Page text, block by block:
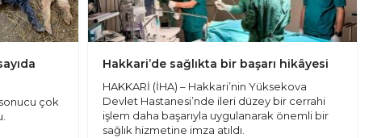
çok
Hakkari’de sağlıkta bir başarı hikâyesi
HAKKARİ (İHA) – Hakkari’nin Yüksekova
Devlet Hastanesi’nde ileri düzey bir cerrahi
işlem daha başarıyla uygulanarak önemli bir
sağlık hizmetine imza atıldı.